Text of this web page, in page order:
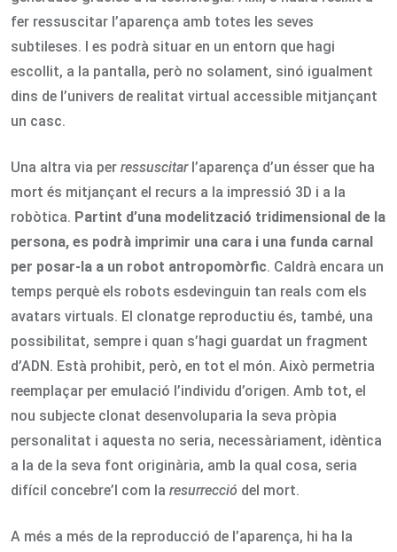
fer ressuscitar l’aparença amb totes les seves
subtileses. I es podrà situar en un entorn que hagi
escollit, a la pantalla, però no solament, sinó igualment
dins de l’univers de realitat virtual accessible mitjançant
un casc.
Una altra via per ressuscitarl’aparença d’un ésser que ha
mort és mitjançant el recurs a la impressió 3D i a la
robòtica. Partint d’una modelització tridimensional de la
persona, es podrà imprimir una cara i una funda carnal
per posar-la a un robot antropomòrfic. Caldrà encara un
temps perquè els robots esdevinguin tan reals com els
avatars virtuals. El clonatge reproductiu és, també, una
possibilitat, sempre i quan s’hagi guardat un fragment
d’ADN. Està prohibit, però, en tot el món. Això permetria
reemplaçar per emulació l’individu d’origen. Amb tot, el
nou subjecte clonat desenvoluparia la seva pròpia
personalitat i aquesta no seria, necessàriament, idèntica
a la de la seva font originària, amb la qual cosa, seria
difícil concebre’l com la resurrecció del mort.
A més a més de la reproducció de l’aparença, hi ha la